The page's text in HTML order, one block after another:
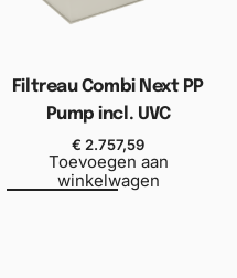
Filtreau Combi Next PP
Pump incl. UVC
€ 2.757,59
Toevoegen aan
winkelwagen